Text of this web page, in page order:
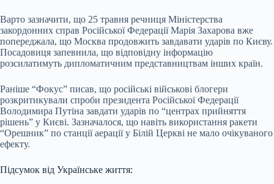
Варто зазначити, що 25 травня речниця Міністерства
закордонних справ Російської Федерації Марія Захарова вже
попереджала, що Москва продовжить завдавати ударів по Києву.
Посадовиця запевнила, що відповідну інформацію
розсилатимуть дипломатичним представництвам інших країн.
Раніше “Фокус” писав, що російські військові блогери
розкритикували спроби президента Російської Федерації
Володимира Путіна завдати ударів по “центрах прийняття
рішень” у Києві. Зазначалося, що навіть використання ракети
“Орешник” по станції аерації у Білій Церкві не мало очікуваного
ефекту.
Підсумок від Українське життя: